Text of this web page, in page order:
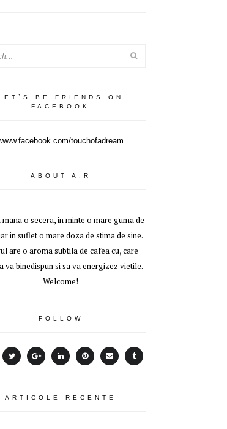
BE FRIENDS ON
FACEBOOK
touchofadream
ABOUT A.R
o secera, in minte o mare guma de
in suflet o mare doza de stima de sine.
are o aroma subtila de cafea cu, care
va binedispun si sa va energizez vietile.
Welcome!
FOLLOW
ARTICOLE RECENTE